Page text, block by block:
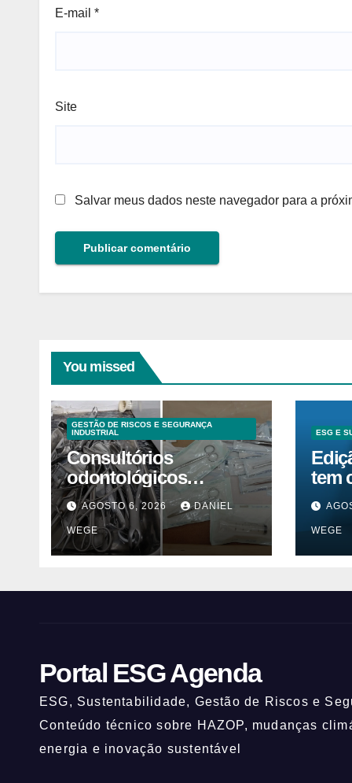
E-mail *
Site
Salvar meus dados neste navegador para a
You missed
GESTÃO DE RISCOS E SEGURANÇA
INDUSTRIAL
Consultórios
odontológicos
interditados em
Campinas superam
2025
AGOSTO 6, 2026 DANIEL
WEGE
ESG E
tem
ESG
WEGE
Portal ESG Agenda
ESG, Sustentabilidade, Gestão de Riscos e
Conteúdo técnico sobre HAZOP, mudanças
energia e inovação sustentável